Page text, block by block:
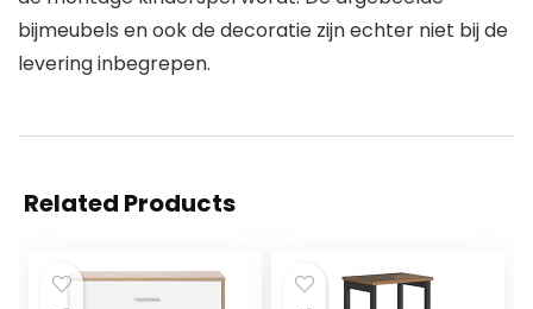
bijmeubels en ook de decoratie zijn echter niet bij de
levering inbegrepen.
Related Products